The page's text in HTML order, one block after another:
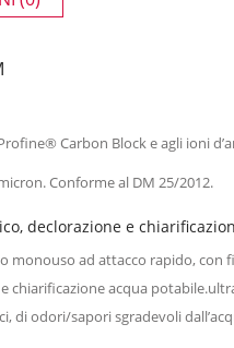
Carbon Block e agli ioni
Conforme al DM 25/2012.
declorazione e
monouso ad attacco rapido,
chiarificazione acqua
di odori/sapori sgradevoli